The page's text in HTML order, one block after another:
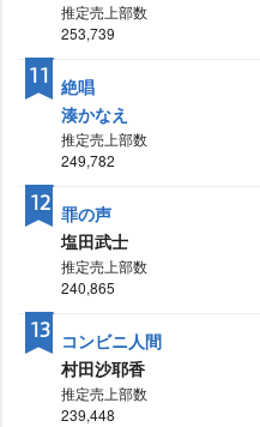
推定売上部数
253,739
絶唱
湊かなえ
推定売上部数
249,782
11
罪の声
塩田武士
推定売上部数
240,865
12
コンビニ人間
村田沙耶香
推定売上部数
239,448
13